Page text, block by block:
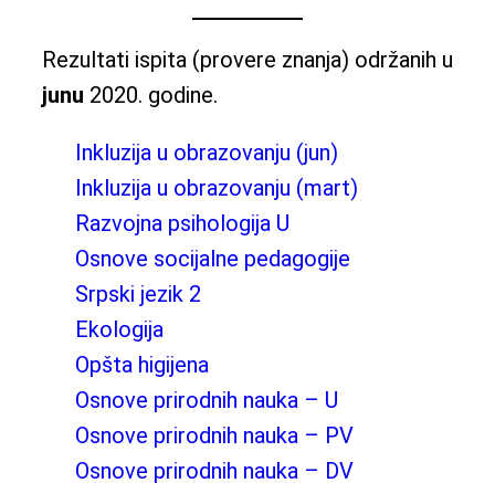
Rezultati ispita (provere znanja) održanih u
junu 2020. godine.
Inkluzija u obrazovanju (jun)
Inkluzija u obrazovanju (mart)
Razvojna psihologija U
Osnove socijalne pedagogije
Srpski jezik 2
Ekologija
Opšta higijena
Osnove prirodnih nauka – U
Osnove prirodnih nauka – PV
Osnove prirodnih nauka – DV